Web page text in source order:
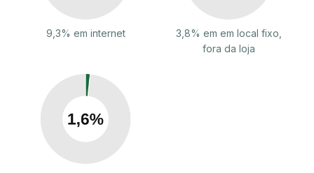
9,3% em internet
3,8% em em local fixo,
fora da loja